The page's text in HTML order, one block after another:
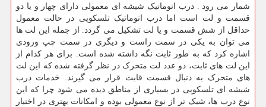
شمار می رود . درب اتوماتیک شیشه ای معمولی دارای چهار و یا دو
قسمت و لت است اما درب اتوماتیک تلسکوپی در حالت معمول
حداقل از شش قسمت و یا لت تشکیل می گردد. از جمله این لت ها
می توان به یکی در سمت راست و دیگری در سمت چپ ورودی
اشاره کرد که به طور ثابت نگه داشته شده است. برای هر کدام از
این لت های ثابت، دو عدد لت متحرک در نظر گرفته شده که این لت
های متحرک به دنبال قسمت قابت قرار می گیرند. خدمات درب
شیشه ای تلسکوپی در بسیاری از مناطق دیده می شود چرا که این
نوع درب ها، شیک تر از نوع معمولی بوده و امکانات بهتری در اختیار